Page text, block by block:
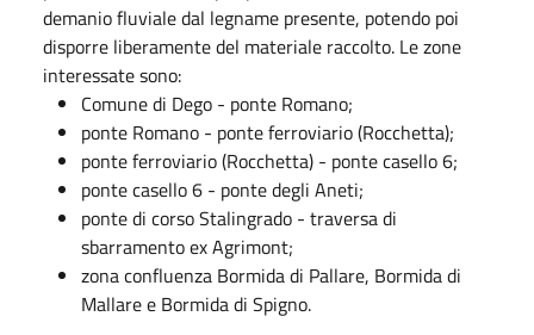
demanio fluviale dal legname presente, potendo poi
disporre liberamente del materiale raccolto. Le zone
interessate sono:
Comune di Dego - ponte Romano;
ponte Romano - ponte ferroviario (Rocchetta);
ponte ferroviario (Rocchetta) - ponte casello 6;
ponte casello 6 - ponte degli Aneti;
ponte di corso Stalingrado - traversa di
sbarramento ex Agrimont;
zona confluenza Bormida di Pallare, Bormida di
Mallare e Bormida di Spigno.